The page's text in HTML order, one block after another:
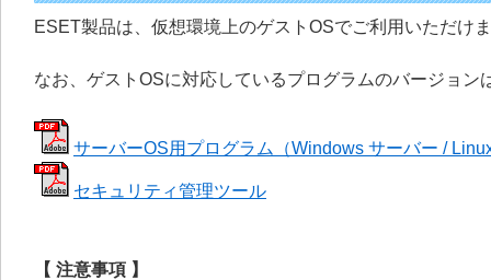
ESET製品は、仮想環境上のゲストOSでご利用いただけ
なお、ゲストOSに対応しているプログラムのバージョ
サーバーOS用プログラム（Windows サーバー /
セキュリティ管理ツール
【 注意事項 】